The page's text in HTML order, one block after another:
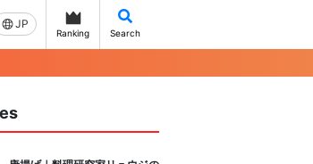
JP
Ranking Search